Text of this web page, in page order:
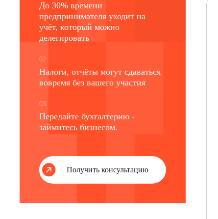
До 30% времени
предпринимателя уходит на
учёт, который можно
делегировать
02
Налоги, отчёты могут сдаваться
вовремя без вашего участия
03
Передайте бухгалтерию -
займитесь бизнесом.
Получить консультацию